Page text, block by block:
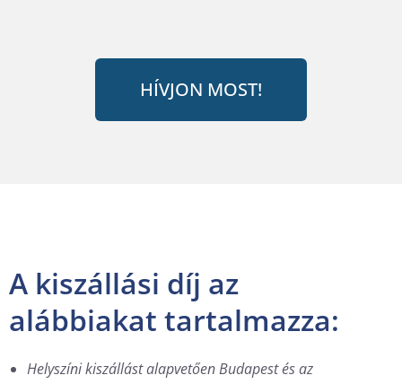
HÍVJON MOST!
A kiszállási díj az
alábbiakat tartalmazza:
Helyszíni kiszállást alapvetően Budapest és az